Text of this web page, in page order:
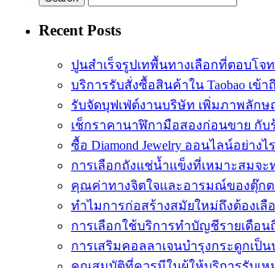
Recent Posts
ปูนสำเร็จรูปเทพื้นทางเลือกที่ตอบโจ
บริการรับสั่งซื้อสินค้าใน Taobao เข้
รับจัดบุฟเฟ่ต์งานบริษัท เพิ่มภาพลัก
เช็กราคานาฬิกามือสองก่อนขาย กั
ซื้อ Diamond Jewelry ออนไลน์อย่าง
การเลือกถังแช่น้ำแข็งที่เหมาะสมจ
คุณค่าทางจิตใจและอารมณ์ของตุ๊ก
ทำไมการก่อสร้างสมัยใหม่ถึงต้องเลือ
การเลือกใช้บริการทำบัญชีรายเดือ
การเสริมคอลลาเจนบำรุงกระดูกเป็น